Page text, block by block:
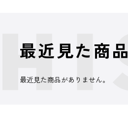
最近見た商品
最近見た商品がありません。